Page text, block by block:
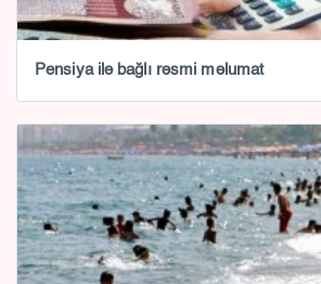
Pensiya ilə bağlı rəsmi məlumat